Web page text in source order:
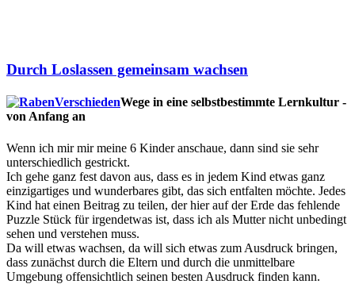
Durch Loslassen gemeinsam wachsen
Wege in eine selbstbestimmte Lernkultur -
von Anfang an
Wenn ich mir mir meine 6 Kinder anschaue, dann sind sie sehr
unterschiedlich gestrickt.
Ich gehe ganz fest davon aus, dass es in jedem Kind etwas ganz
einzigartiges und wunderbares gibt, das sich entfalten möchte. Jedes
Kind hat einen Beitrag zu teilen, der hier auf der Erde das fehlende
Puzzle Stück für irgendetwas ist, dass ich als Mutter nicht unbedingt
sehen und verstehen muss.
Da will etwas wachsen, da will sich etwas zum Ausdruck bringen,
dass zunächst durch die Eltern und durch die unmittelbare
Umgebung offensichtlich seinen besten Ausdruck finden kann.